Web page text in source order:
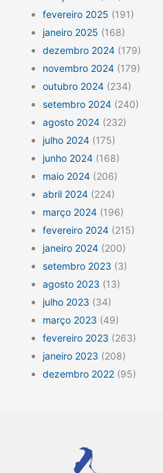
fevereiro 2025 (191)
janeiro 2025 (168)
dezembro 2024 (179)
novembro 2024 (179)
outubro 2024 (234)
setembro 2024 (240)
agosto 2024 (232)
julho 2024 (175)
junho 2024 (168)
maio 2024 (206)
abril 2024 (224)
março 2024 (196)
fevereiro 2024 (215)
janeiro 2024 (200)
setembro 2023 (3)
agosto 2023 (13)
julho 2023 (34)
março 2023 (49)
fevereiro 2023 (263)
janeiro 2023 (208)
dezembro 2022 (95)